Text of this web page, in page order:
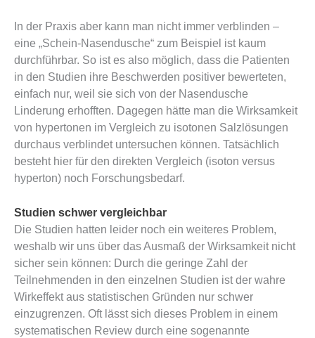
In der Praxis aber kann man nicht immer verblinden –
eine „Schein-Nasendusche“ zum Beispiel ist kaum
durchführbar. So ist es also möglich, dass die Patienten
in den Studien ihre Beschwerden positiver bewerteten,
einfach nur, weil sie sich von der Nasendusche
Linderung erhofften. Dagegen hätte man die Wirksamkeit
von hypertonen im Vergleich zu isotonen Salzlösungen
durchaus verblindet untersuchen können. Tatsächlich
besteht hier für den direkten Vergleich (isoton versus
hyperton) noch Forschungsbedarf.
Studien schwer vergleichbar
Die Studien hatten leider noch ein weiteres Problem,
weshalb wir uns über das Ausmaß der Wirksamkeit nicht
sicher sein können: Durch die geringe Zahl der
Teilnehmenden in den einzelnen Studien ist der wahre
Wirkeffekt aus statistischen Gründen nur schwer
einzugrenzen. Oft lässt sich dieses Problem in einem
systematischen Review durch eine sogenannte